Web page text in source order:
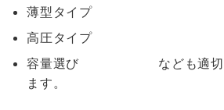
薄型タイプ
高圧タイプ
容量選び なども適切に
ます。